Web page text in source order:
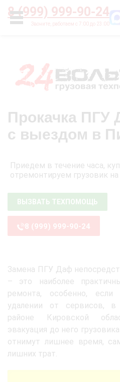
8 (999) 999-90-24
Главная О нас Цены
Прокачка ПГУ
с выездом в
Приедем в течение часа,
отремонтируем грузовик
ВЫЗВАТЬ ТЕХПОМОЩЬ
8 (999) 999-90-24
Замена ПГУ Даф
– это наиболее
ремонта, особенно,
удалении от сервисов,
районе Кировской
эвакуация до него
отнимут лишнее время,
лишних трат.